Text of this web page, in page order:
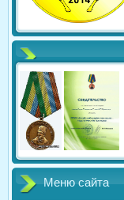
Меню сайта